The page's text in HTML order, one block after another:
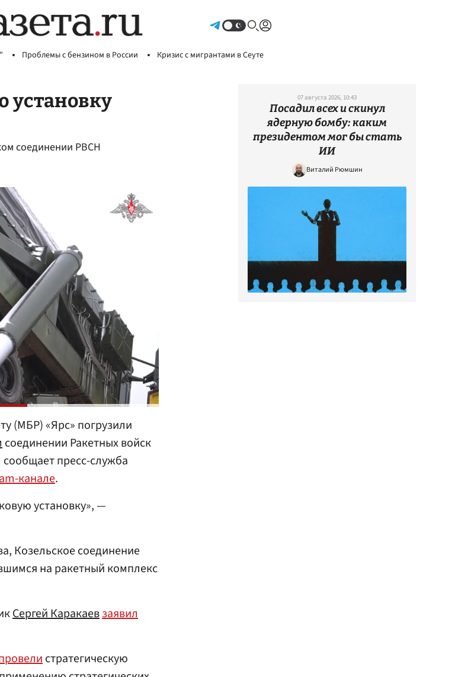
Проблемы с бензином в России Кризис с мигрантами в Сеуте
установку
соединении РВСН
(МБР) «Ярс» погрузили
соединении Ракетных войск
сообщает пресс-служба
канале.
установку», —
Козельское соединение
на ракетный комплекс
Сергей Каракаевзаявил
стратегическую
07 августа 2026, 10:43
Посадил всех и скинул
ядерную бомбу: каким
президентом мог бы стать
ИИ
Виталий Рюмшин